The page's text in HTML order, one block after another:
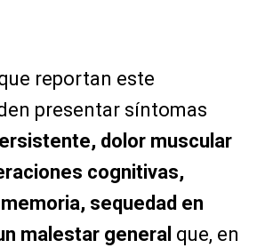
reportan este
presentar síntomas
dolor muscular
cognitivas,
sequedad en
malestar general que, en